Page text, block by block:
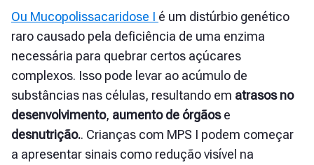
Ou Mucopolissacaridose I é um distúrbio genético
raro causado pela deficiência de uma enzima
necessária para quebrar certos açúcares
complexos. Isso pode levar ao acúmulo de
substâncias nas células, resultando em atrasos no
desenvolvimento, aumento de órgãose
desnutrição.. Crianças com MPS I podem começar
a apresentar sinais como redução visível na